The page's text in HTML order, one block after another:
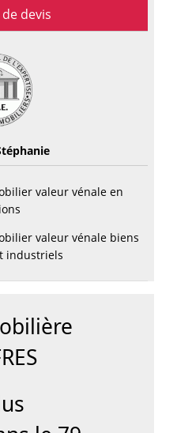
devis
valeur vénale en
valeur vénale biens
industriels